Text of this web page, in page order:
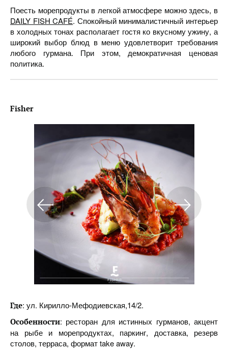
Поесть морепродукты в легкой атмосфере можно здесь, в
DAILY FISH CAFÉ. Спокойный минималистичный интерьер
в холодных тонах располагает гостя ко вкусному ужину, а
широкий выбор блюд в меню удовлетворит требования
любого гурмана. При этом, демократичная ценовая
политика.
Fisher
Где: ул. Кирилло-Мефодиевская,14/2.
Особенности: ресторан для истинных гурманов, акцент
на рыбе и морепродуктах, паркинг, доставка, резерв
столов, терраса, формат take away.